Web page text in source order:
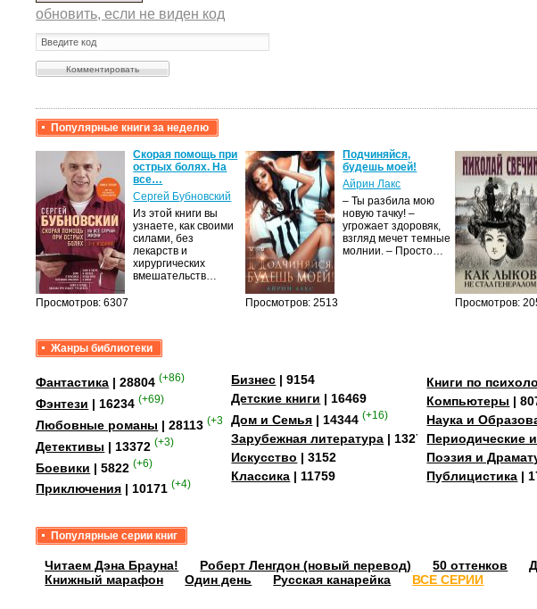
обновить, если не виден код
Популярные книги за неделю
Просмотров: 6307
Скорая помощь при
острых болях. На
все…
Сергей Бубновский
Из этой книги вы
узнаете, как своими
силами, без
лекарств и
хирургических
вмешательств…
Просмотров: 2513
Подчиняйся,
будешь моей!
Айрин Лакс
– Ты разбила мою
новую тачку! –
угрожает здоровяк,
взгляд мечет темные
молнии. – Просто…
Просмотров:
Жанры библиотеки
Фантастика | 28804 (+86)
Фэнтези | 16234 (+69)
Любовные романы | 28113 (+358)
Детективы | 13372 (+3)
Боевики | 5822 (+6)
Приключения | 10171 (+4)
Бизнес | 9154
Детские книги | 16469
Дом и Семья | 14344 (+16)
Зарубежная литература | 13273
Искусство | 3152
Классика | 11759
Книги по
Компьютеры |
Наука и
Периодические
Поэзия и
Публицистика |
Популярные серии книг
Читаем Дэна Брауна! Роберт Ленгдон (новый перевод) 50 оттенков
Книжный марафон
Один день Русская канарейка ВСЕ СЕРИИ